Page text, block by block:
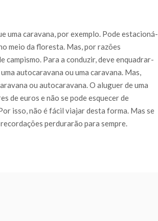
uma caravana, por exemplo. Pode estacioná-
meio da floresta. Mas, por razões
Para a conduzir, deve enquadrar-
autocaravana ou uma caravana. Mas,
ou autocaravana. O aluguer de uma
de euros e não se pode esquecer de
isso, não é fácil viajar desta forma. Mas se
perdurarão para sempre.